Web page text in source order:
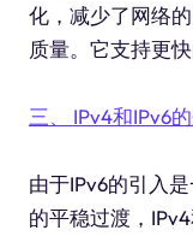
化，减少了网络
质量。它支持更
三、 IPv4和IPv6
由于IPv6的引入
的平稳过渡，